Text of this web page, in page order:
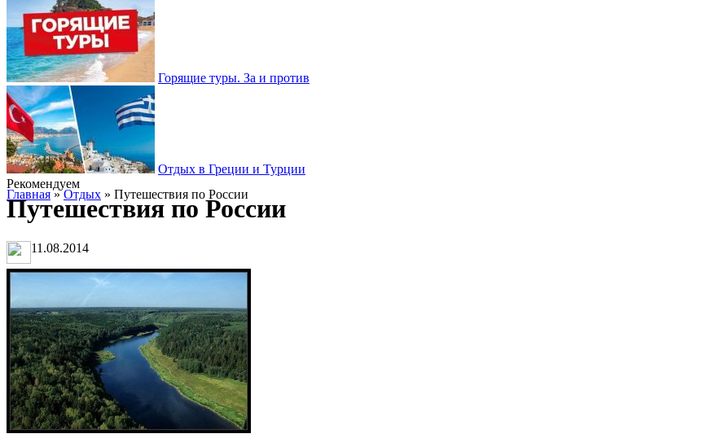
Горящие туры. За и против
Отдых в Греции и Турции
Рекомендуем
Главная»Отдых » Путешествия по России
Путешествия по России
11.08.2014